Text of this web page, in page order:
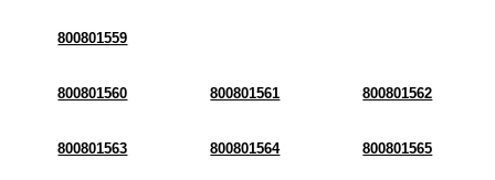
800801559
800801560 800801561 800801562
800801563 800801564 800801565